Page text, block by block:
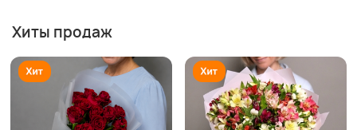
Хиты продаж